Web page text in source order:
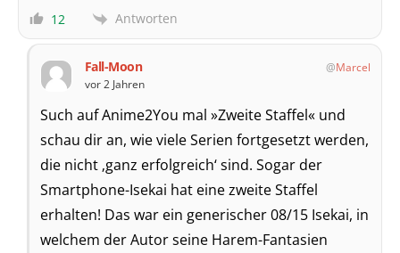
12 Antworten
Fall-Moon
Marcel
vor 2 Jahren
Such auf Anime2You mal »Zweite Staffel« und
schau dir an, wie viele Serien fortgesetzt werden,
die nicht ‚ganz erfolgreich‘ sind. Sogar der
Smartphone-Isekai hat eine zweite Staffel
erhalten! Das war ein generischer 08/15 Isekai, in
welchem der Autor seine Harem-Fantasien